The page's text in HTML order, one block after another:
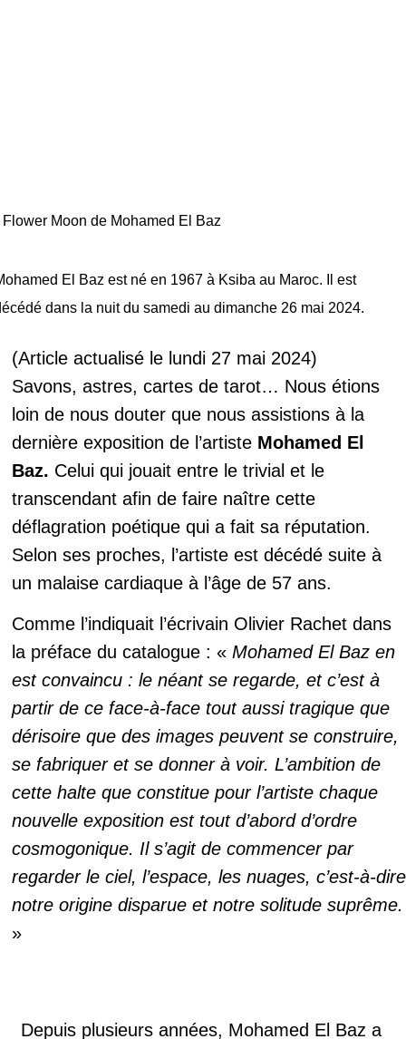
Flower Moon de Mohamed El Baz
El Baz est né en 1967 à Ksiba au Maroc. Il est
dans la nuit du samedi au dimanche 26 mai 2024.
(Article actualisé le lundi 27 mai 2024)
Savons, astres, cartes de tarot… Nous étions
loin de nous douter que nous assistions à la
dernière exposition de l’artiste Mohamed El
Baz. Celui qui jouait entre le trivial et le
transcendant afin de faire naître cette
déflagration poétique qui a fait sa réputation.
Selon ses proches, l’artiste est décédé suite à
un malaise cardiaque à l’âge de 57 ans.
Comme l’indiquait l’écrivain Olivier Rachet dans
la préface du catalogue : « Mohamed El Baz en
est convaincu : le néant se regarde, et c’est à
partir de ce face-à-face tout aussi tragique que
dérisoire que des images peuvent se construire,
se fabriquer et se donner à voir. L’ambition de
cette halte que constitue pour l’artiste chaque
nouvelle exposition est tout d’abord d’ordre
cosmogonique. Il s’agit de commencer par
regarder le ciel, l’espace, les nuages, c’est-à-dire
notre origine disparue et notre solitude suprême.
»
Depuis plusieurs années, Mohamed El Baz a